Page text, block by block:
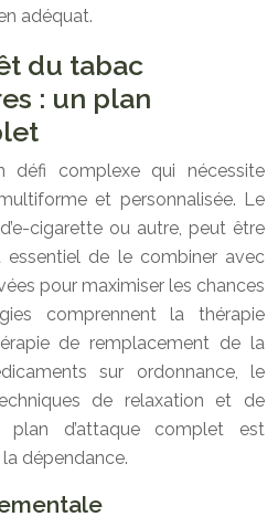
adéquat.
du tabac
: un plan
défi complexe qui nécessite
et personnalisée. Le
cigarette ou autre, peut être
de le combiner avec
pour maximiser les chances
comprennent la thérapie
de remplacement de la
sur ordonnance, le
de relaxation et de
d’attaque complet est
dépendance.